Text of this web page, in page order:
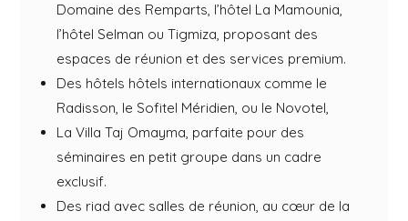
Domaine des Remparts, l’hôtel La Mamounia,
l’hôtel Selman ou Tigmiza, proposant des
espaces de réunion et des services premium.
Des hôtels hôtels internationaux comme le
Radisson, le Sofitel Méridien, ou le Novotel,
La Villa Taj Omayma, parfaite pour des
séminaires en petit groupe dans un cadre
exclusif.
Des riad avec salles de réunion, au cœur de la